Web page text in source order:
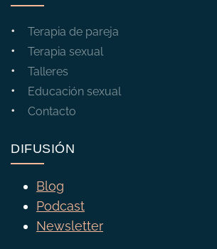
Terapia de pareja
Terapia sexual
Talleres
Educación sexual
Contacto
DIFUSIÓN
Blog
Podcast
Newsletter